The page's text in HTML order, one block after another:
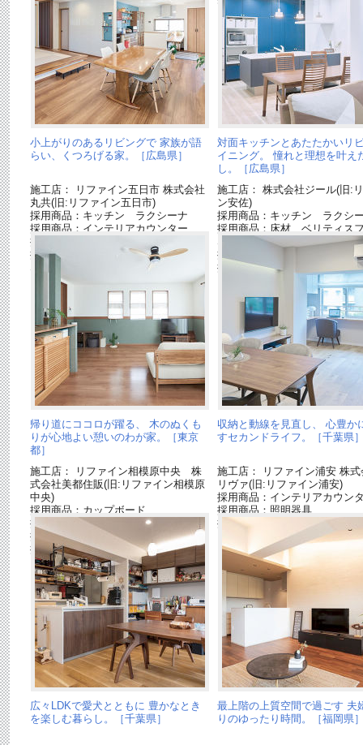
小上がりのあるリビングで 家族が語
らい、くつろげる家。［広島県］
施工店： リファイン五日市 株式会社
丸共(旧:リファイン五日市)
採用商品：キッチン ラクシーナ
採用商品：インテリアカウンター
採用商品：収納用建具 ベリティス
採用商品：床材 ベリティスフロアー
S
対面キッチンとあたたかいリ
イニング。 憧れと理想を叶え
し。［広島県］
施工店： 株式会社ジール(旧:
ン安佐)
採用商品：キッチン ラクシ
採用商品：床材 ベリティス
S
採用商品：照明器具
採用商品：ベリティス スマ
帰り道にココロが躍る、 木のぬくも
りが心地よい憩いのわが家。［東京
都］
施工店： リファイン相模原中央 株
式会社美都住販(旧:リファイン相模原
中央)
採用商品：カップボード
採用商品：インテリアカウンター
採用商品：照明器具
採用商品：幕板 ベリティス
収納と動線を見直し、 心豊か
すセカンドライフ。［千葉県
施工店： リファイン浦安 株式
リヴァ(旧:リファイン浦安)
採用商品：インテリアカウン
採用商品：照明器具
採用商品：玄関収納 コンポ
広々LDKで愛犬とともに 豊かなとき
を楽しむ暮らし。［千葉県］
最上階の上質空間で過ごす 夫
りのゆったり時間。［福岡県